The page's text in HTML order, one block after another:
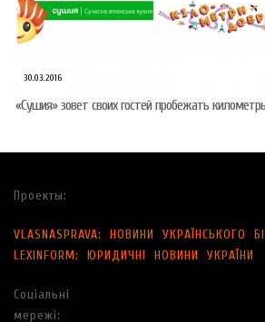
30.03.2016
«Сушия» зовет своих гостей пробежать
Проекты:
VLASNASPRAVA: НОВИНИ УКРАЇНСЬКОГО
LEXINFORM: ЮРИДИЧНІ НОВИНИ УКРАЇНИ
Соціальні
мережі: